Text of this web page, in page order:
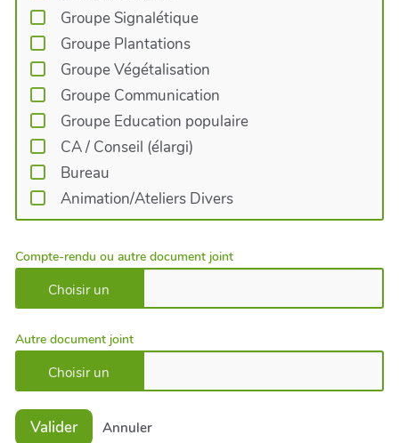
Groupe Signalétique
Groupe Plantations
Groupe Végétalisation
Groupe Communication
Groupe Education populaire
CA / Conseil (élargi)
Bureau
Animation/Ateliers Divers
Compte-rendu ou autre document joint
Autre document joint
Valider Annuler